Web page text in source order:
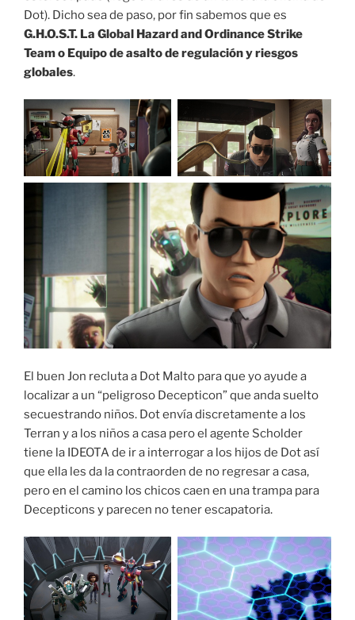
Dot). Dicho sea de paso, por fin sabemos que es
G.H.O.S.T. La Global Hazard and Ordinance Strike
Team o Equipo de asalto de regulación y riesgos
globales.
El buen Jon recluta a Dot Malto para que yo ayude a
localizar a un “peligroso Decepticon” que anda suelto
secuestrando niños. Dot envía discretamente a los
Terran y a los niños a casa pero el agente Scholder
tiene la IDEOTA de ir a interrogar a los hijos de Dot así
que ella les da la contraorden de no regresar a casa,
pero en el camino los chicos caen en una trampa para
Decepticons y parecen no tener escapatoria.